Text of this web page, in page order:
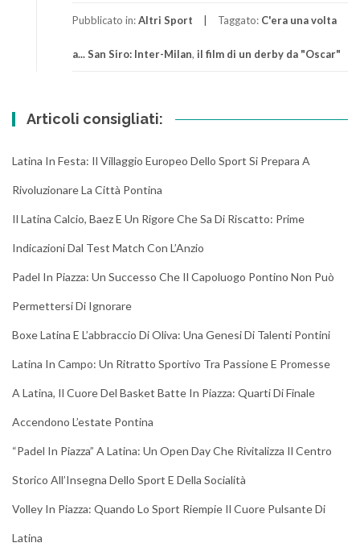
Pubblicato in:Altri Sport Taggato: C'era una volta
a... San Siro: Inter-Milan, il film di un derby da "Oscar"
Articoli consigliati:
Latina In Festa: Il Villaggio Europeo Dello Sport Si Prepara A
Rivoluzionare La Città Pontina
Il Latina Calcio, Baez E Un Rigore Che Sa Di Riscatto: Prime
Indicazioni Dal Test Match Con L’Anzio
Padel In Piazza: Un Successo Che Il Capoluogo Pontino Non Può
Permettersi Di Ignorare
Boxe Latina E L’abbraccio Di Oliva: Una Genesi Di Talenti Pontini
Latina In Campo: Un Ritratto Sportivo Tra Passione E Promesse
A Latina, Il Cuore Del Basket Batte In Piazza: Quarti Di Finale
Accendono L’estate Pontina
“Padel In Piazza” A Latina: Un Open Day Che Rivitalizza Il Centro
Storico All’Insegna Dello Sport E Della Socialità
Volley In Piazza: Quando Lo Sport Riempie Il Cuore Pulsante Di
Latina